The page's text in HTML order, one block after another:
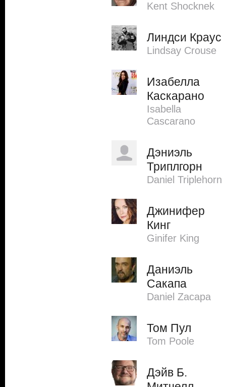
Kent Shocknek
Линдси Краус
Lindsay Crouse
Изабелла
Каскарано
Isabella
Cascarano
Дэниэль
Триплгорн
Daniel Triplehorn
Джинифер
Кинг
Ginifer King
Даниэль
Сакапа
Daniel Zacapa
Том Пул
Tom Poole
Дэйв Б.